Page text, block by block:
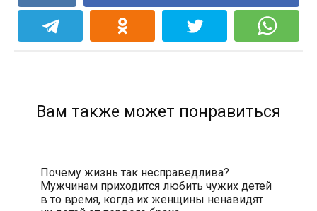
Вам также может понравиться
Почему жизнь так несправедлива?
Мужчинам приходится любить чужих детей
в то время, когда их женщины ненавидят